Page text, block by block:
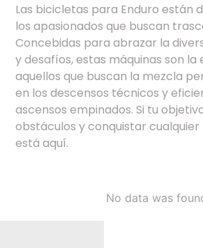
Las bicicletas para Enduro están
los apasionados que buscan
Concebidas para abrazar la
y desafíos, estas máquinas son la
aquellos que buscan la mezcla
en los descensos técnicos y
ascensos empinados. Si tu
obstáculos y conquistar
está aquí.
No data was